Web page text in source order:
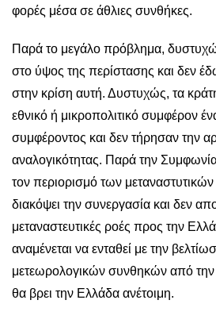
φορές μέσα σε άθλιες συνθήκες.
Παρά το μεγάλο πρόβλημα,
στο ύψος της περίστασης και δεν
στην κρίση αυτή. Δυστυχώς, τα
εθνικό ή μικροπολιτικό συμφέρον
συμφέροντος και δεν τήρησαν την
αναλογικότητας. Παρά την
τον περιορισμό των
διακόψει την συνεργασία και δεν
μεταναστευτικές ροές προς την
αναμένεται να ενταθεί με την
μετεωρολογικών συνθηκών από την
θα βρει την Ελλάδα ανέτοιμη.